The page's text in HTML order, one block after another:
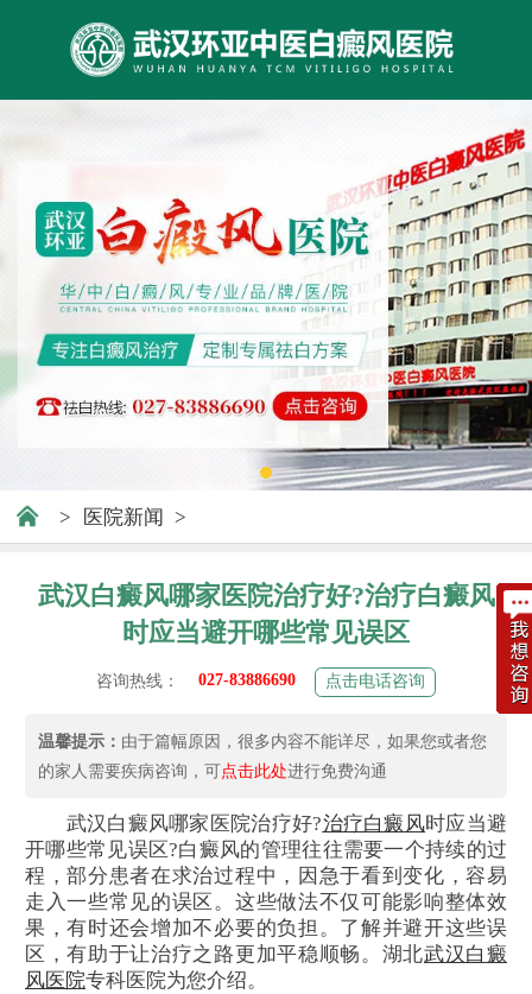
> 医院新闻 >
武汉白癜风哪家医院治疗好?治疗白癜风
时应当避开哪些常见误区
咨询热线： 027-83886690 点击电话咨询
温馨提示： 由于篇幅原因，很多内容不能详尽，如果您或者您
的家人需要疾病咨询，可点击此处进行免费沟通
武汉白癜风哪家医院治疗好?治疗白癜风时应当避
开哪些常见误区?白癜风的管理往往需要一个持续的过
程，部分患者在求治过程中，因急于看到变化，容易
走入一些常见的误区。这些做法不仅可能影响整体效
果，有时还会增加不必要的负担。了解并避开这些误
区，有助于让治疗之路更加平稳顺畅。湖北武汉白癜
风医院专科医院为您介绍。